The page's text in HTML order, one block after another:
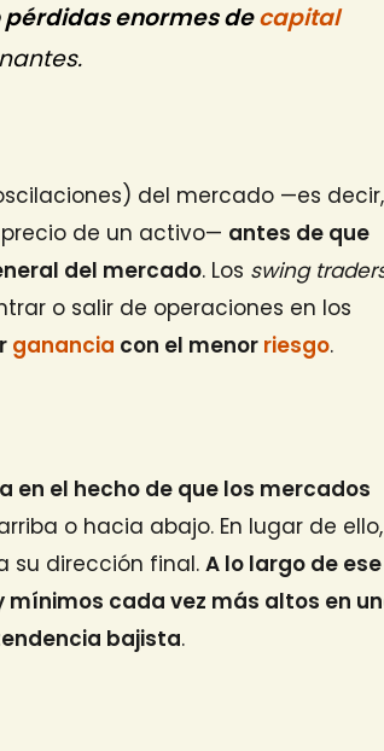
enormes decapital
del mercado —es decir,
de un activo— antes de que
del mercado. Los swing
o salir de operaciones en los
ganancia con el menor riesgo.
en el hecho de que los mercados
o hacia abajo. En lugar de ello,
su dirección final.A lo largo de ese
cada vez más altos en
bajista.